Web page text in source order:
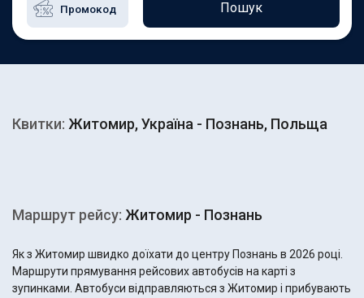
Пошук
Квитки: Житомир, Україна - Познань, Польща
Маршрут рейсу: Житомир - Познань
Як з Житомир швидко доїхати до центру Познань в 2026 році.
Маршрути прямування рейсових автобусів на карті з
зупинками. Автобуси відправляються з Житомир і прибувають